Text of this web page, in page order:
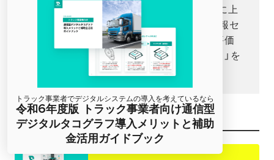
ます。また、東京証券取引所グロース市場に上
場しています。 SmartDrive Fleetは情報セ
キュリティマネジメントシステム適合性評価
制度「ISMS認証（ISO/IEC 27001:2013）」を
取得しています。
人気資料
トラック事業者でデジタルシステムの導入を考えているなら
令和6年度版 トラック事業者向け通信型
デジタルタコグラフ導入メリットと補助
金活用ガイドブック